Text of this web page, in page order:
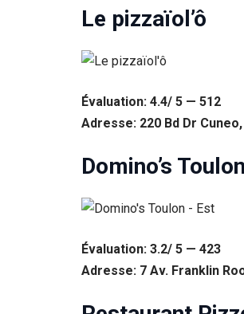
Le pizzaïol’ô
Évaluation: 4.4/ 5 — 512
Adresse: 220 Bd Dr
Domino’s
Évaluation: 3.2/ 5 — 423
Adresse: 7 Av. Franklin